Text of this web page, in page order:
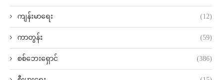
ကျန်းမာရေး (12)
ကာတွန်း (59)
စစ်ဘေးရှောင် (386)